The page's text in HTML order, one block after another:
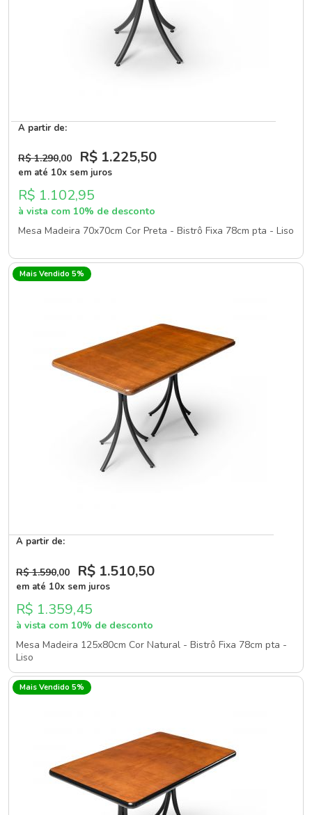
A partir de:
R$ 1.290,00 R$ 1.225,50
em até 10x sem juros
R$ 1.102,95
à vista com 10% de desconto
Mesa Madeira 70x70cm Cor Preta - Bistrô Fixa 78cm pta - Liso
Mais Vendido 5%
A partir de:
R$ 1.590,00 R$ 1.510,50
em até 10x sem juros
R$ 1.359,45
à vista com 10% de desconto
Mesa Madeira 125x80cm Cor Natural - Bistrô Fixa 78cm pta -
Liso
Mais Vendido 5%